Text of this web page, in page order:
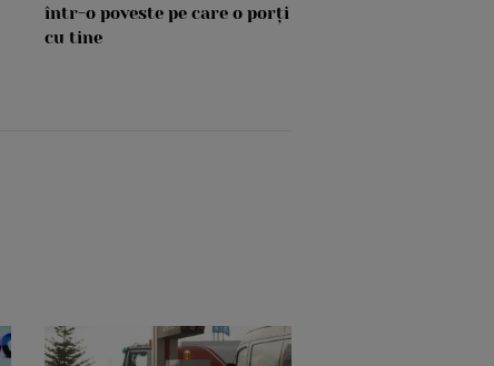
într-o poveste pe care o porți
cu tine